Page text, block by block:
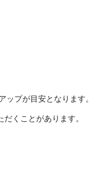
ップが目安となります。
くことがあります。